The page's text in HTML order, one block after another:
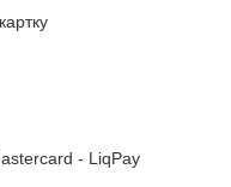
- LiqPay